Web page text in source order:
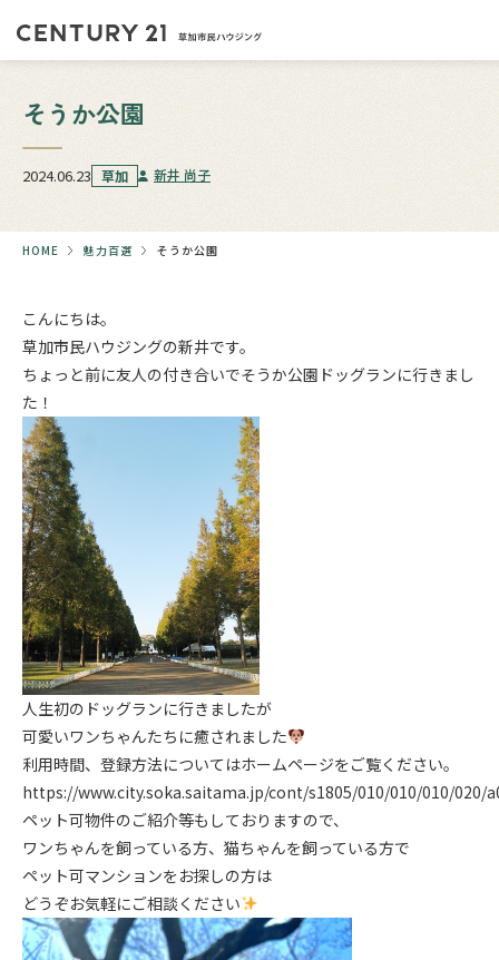
そうか公園
2024.06.23 草加 新井 尚子
HOME 魅力百選 そうか公園
こんにちは。
草加市民ハウジングの新井です。
ちょっと前に友人の付き合いでそうか公園ドッグランに行きまし
た！
人生初のドッグランに行きましたが
可愛いワンちゃんたちに癒されました
利用時間、登録方法についてはホームページをご覧ください。
https://www.city.soka.saitama.jp/cont/s1805/010/010/010/020/
ペット可物件のご紹介等もしておりますので、
ワンちゃんを飼っている方、猫ちゃんを飼っている方で
ペット可マンションをお探しの方は
どうぞお気軽にご相談ください